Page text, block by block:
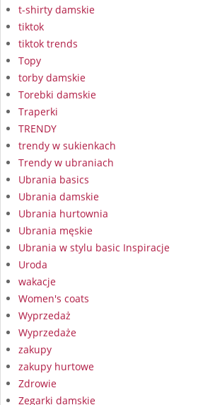
t-shirty damskie
tiktok
tiktok trends
Topy
torby damskie
Torebki damskie
Traperki
TRENDY
trendy w sukienkach
Trendy w ubraniach
Ubrania basics
Ubrania damskie
Ubrania hurtownia
Ubrania męskie
Ubrania w stylu basic Inspiracje
Uroda
wakacje
Women's coats
Wyprzedaż
Wyprzedaże
zakupy
zakupy hurtowe
Zdrowie
Zegarki damskie